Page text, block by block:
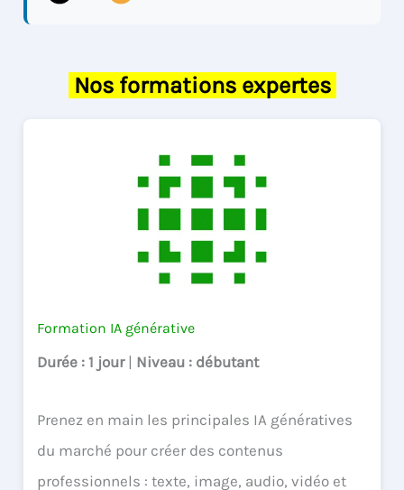
Nos formations expertes
Formation IA générative
Durée : 1 jour | Niveau : débutant
Prenez en main les principales IA génératives
du marché pour créer des contenus
professionnels : texte, image, audio, vidéo et